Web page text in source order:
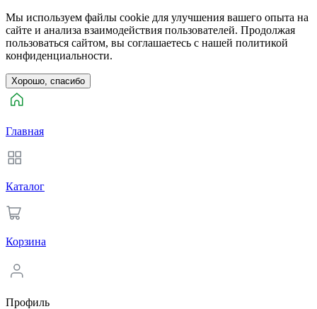
Мы используем файлы cookie для улучшения вашего опыта на
сайте и анализа взаимодействия пользователей. Продолжая
пользоваться сайтом, вы соглашаетесь с нашей политикой
конфиденциальности.
Хорошо, спасибо
Главная
Каталог
Корзина
Профиль